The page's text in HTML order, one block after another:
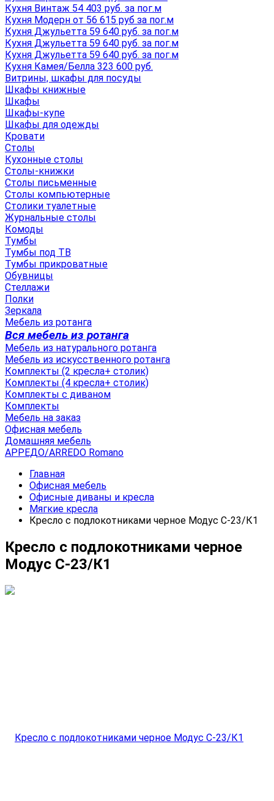
Кухня Винтаж 54 403 руб. за пог.м
Кухня Модерн от 56 615 руб за пог.м
Кухня Джульетта 59 640 руб. за пог.м
Кухня Джульетта 59 640 руб. за пог.м
Кухня Джульетта 59 640 руб. за пог.м
Кухня Камея/Белла 323 600 руб.
Витрины, шкафы для посуды
Шкафы книжные
Шкафы
Шкафы-купе
Шкафы для одежды
Кровати
Столы
Кухонные столы
Столы-книжки
Столы письменные
Столы компьютерные
Столики туалетные
Журнальные столы
Комоды
Тумбы
Тумбы под ТВ
Тумбы прикроватные
Обувницы
Стеллажи
Полки
Зеркала
Мебель из ротанга
Вся мебель из ротанга
Мебель из натурального ротанга
Мебель из искусственного ротанга
Комплекты (2 кресла+ столик)
Комплекты (4 кресла+ столик)
Комплекты с диваном
Комплекты
Мебель на заказ
Офисная мебель
Домашняя мебель
АРРЕДО/ARREDO Romano
Главная
Офисная мебель
Офисные диваны и кресла
Мягкие кресла
Кресло с подлокотниками черное Модус С-23/К1
Кресло с подлокотниками черное
Модус С-23/К1